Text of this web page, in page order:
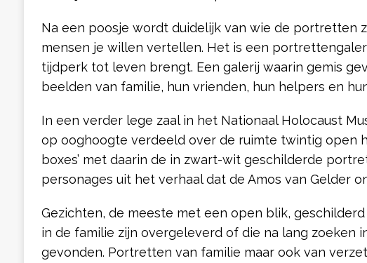
Na een poosje wordt duidelijk van wie de portretten
mensen je willen vertellen. Het is een
tijdperk tot leven brengt. Een galerij waarin gemis
beelden van familie, hun vrienden, hun helpers en
In een verder lege zaal in het Nationaal Holocaust
op ooghoogte verdeeld over de ruimte twintig open
boxes’ met daarin de in zwart-wit geschilderde
personages uit het verhaal dat de Amos van Gelder
Gezichten, de meeste met een open blik, geschilderd
in de familie zijn overgeleverd of die na lang zoeken
gevonden. Portretten van familie maar ook van